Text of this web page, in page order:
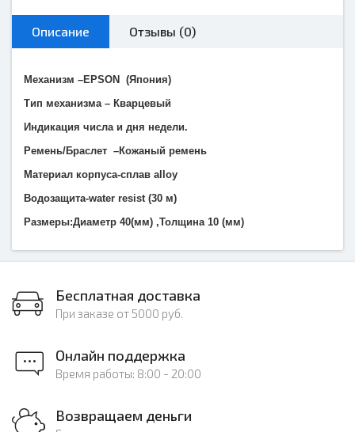
Описание Отзывы (0)
Механизм –EPSON
(Япония)
Тип механизма – Кварцевый
Индикация числа и дня недели.
Ремень/Браслет –Кожаный ремень
Материал корпуса-сплав alloy
Водозащита-water resist (30 м)
Размеры:Диаметр 40(мм) ,Толщина 10 (мм)
Бесплатная доставка
При заказе от 5000 руб.
Онлайн поддержка
Время работы: 8:00 - 20:00
Возвращаем деньги